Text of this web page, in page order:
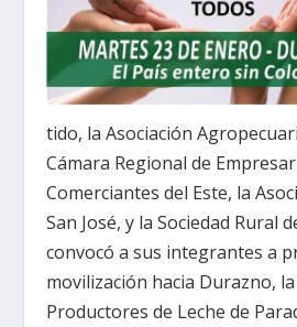
tido, la Asociación
Cámara Regional de
Comerciantes del Este, la
San José, y la Sociedad Rural
convocó a sus integrantes a
movilización hacia Durazno,
Productores de Leche de